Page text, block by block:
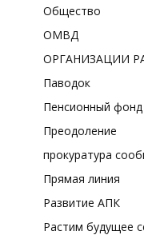
Общество
ОМВД
ОРГАНИЗАЦИИ
Паводок
Пенсионный фонд
Преодоление
прокуратура
Прямая линия
Развитие АПК
Растим будущее